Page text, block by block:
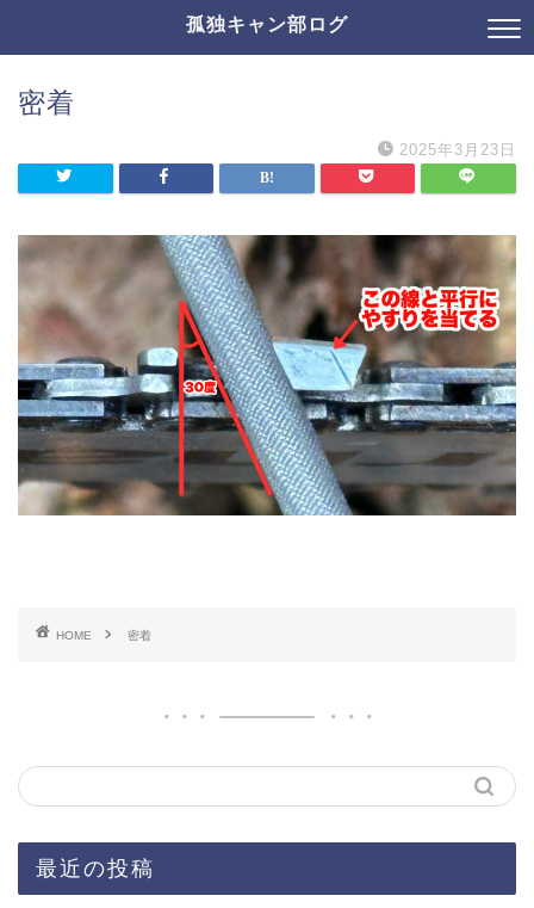
孤独キャン部ログ
密着
2025年3月23日
HOME 密着
最近の投稿